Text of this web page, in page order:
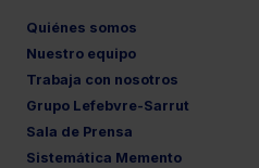
Quiénes somos
Nuestro equipo
Trabaja con nosotros
Grupo Lefebvre-Sarrut
Sala de Prensa
Sistemática Memento